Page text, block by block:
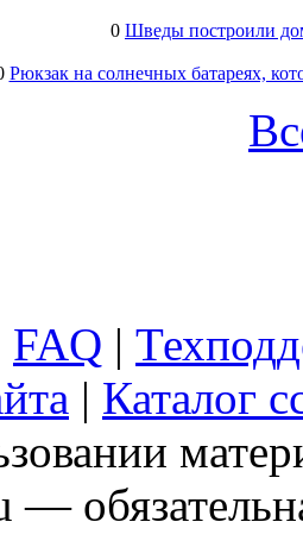
0 Шведы построили
Рюкзак на солнечных батареях,
FAQ |
| Каталог
—